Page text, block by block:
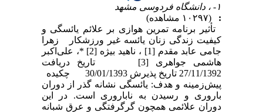
۱- ، دانشگاه فردوسی مشهد
:
(۱۰۲۹۷ مشاهده)
تأثیر برنامه تمرین هوازی بر علائم یائسگی و
کیفیت زندگی زنان یائسه غیر ورزشکار زهرا
جامی عابد مقدم [1] ، ناهید بیژه [2] *، علی‌اکبر
هاشمی جواهری [3] تاریخ دریافت
27/11/1392 تاریخ پذیرش 30/01/1393 چکیده
پیش‌زمینه و هدف: یائسگی نشانه گذر از دوران
باروری و رسیدن به ناباروری است. در این
دوران علائمی همچون گرگرفتگی و عرق شبانه